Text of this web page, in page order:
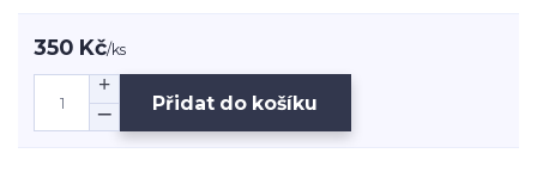
350 Kč/ks
Přidat do košíku